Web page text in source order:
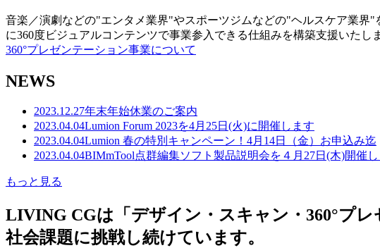
音楽／演劇などの"エンタメ業界"やスポーツジムなどの"ヘルスケア業界
に360度ビジュアルコンテンツで事業参入できる仕組みを構築支援いたし
360°プレゼンテーション事業について
NEWS
2023.12.27年末年始休業のご案内
2023.04.04Lumion Forum 2023を4月25日(火)に開催します
2023.04.04Lumion 春の特別キャンペーン！4月14日（金）お申込み迄
2023.04.04BIMmTool点群編集ソフト製品説明会を４月27日(木)開催
もっと見る
LIVING CGは「デザイン・スキャン・360°プ
社会課題に挑戦し続けています。